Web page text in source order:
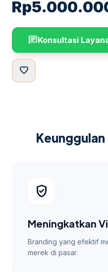
Rp
chatKonsultasi
favorite
Keunggulan
verified_user
Meningkatkan
Branding yang efektif
merek di pasar.